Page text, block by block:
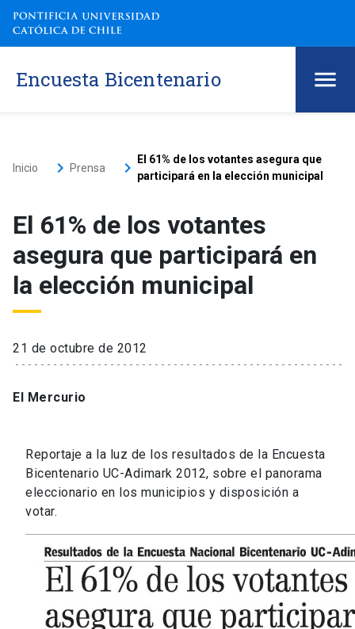
Encuesta Bicentenario
Inicio keyboard_arrow_right Prensa keyboard_arrow_right
El 61% de los votantes asegura que
participará en la elección municipal
El 61% de los votantes
asegura que participará en
la elección municipal
21 de octubre de 2012
El Mercurio
Reportaje a la luz de los resultados de la Encuesta
Bicentenario UC-Adimark 2012, sobre el panorama
eleccionario en los municipios y disposición a
votar.